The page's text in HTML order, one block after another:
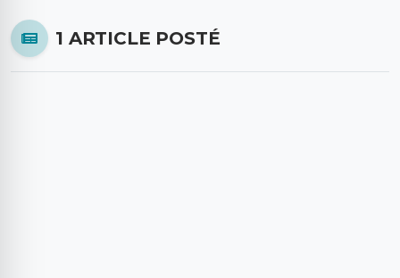
1 ARTICLE POSTÉ